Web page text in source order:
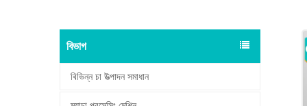
বিভাগ
বিভিন্ন চা উত্পাদন সমাধান